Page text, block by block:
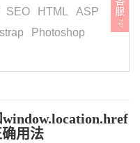
i
o
SEO HTML
ASP
Photoshop
用法